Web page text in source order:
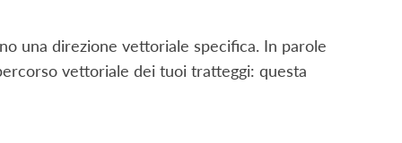
una direzione vettoriale specifica. In parole
vettoriale dei tuoi tratteggi: questa